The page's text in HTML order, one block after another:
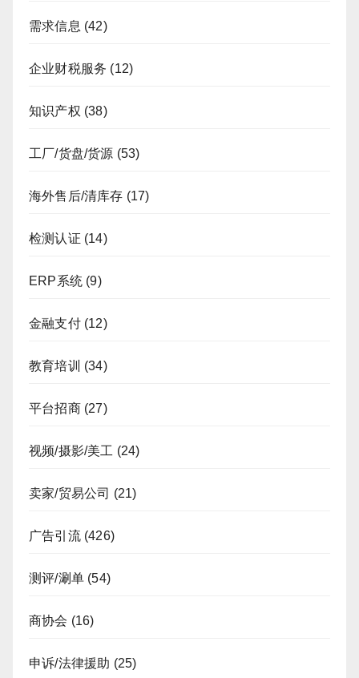
需求信息 (42)
企业财税服务 (12)
知识产权 (38)
工厂/货盘/货源 (53)
海外售后/清库存 (17)
检测认证 (14)
ERP系统 (9)
金融支付(12)
教育培训 (34)
平台招商(27)
视频/摄影/美工 (24)
卖家/贸易公司 (21)
广告引流(426)
测评/涮单 (54)
商协会 (16)
申诉/法律援助 (25)